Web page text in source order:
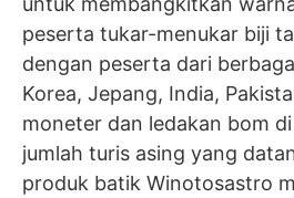
peserta tukar-menukar biji
dengan peserta dari
Korea, Jepang, India,
moneter dan ledakan bom
jumlah turis asing yang
produk batik Winotosastro